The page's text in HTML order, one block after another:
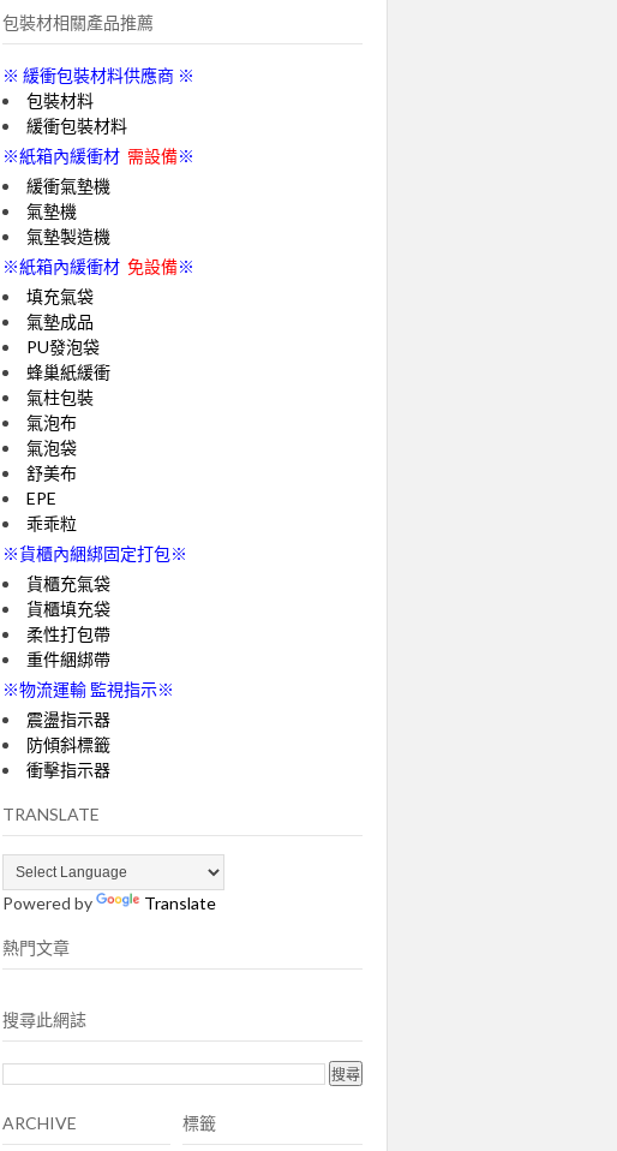
包裝材相關產品推薦
※ 緩衝包裝材料供應商 ※
包裝材料
緩衝包裝材料
※紙箱內緩衝材 需設備※
緩衝氣墊機
氣墊機
氣墊製造機
※紙箱內緩衝材 免設備※
填充氣袋
氣墊成品
PU發泡袋
蜂巢紙緩衝
氣柱包裝
氣泡布
氣泡袋
舒美布
EPE
乖乖粒
※貨櫃內綑綁固定打包※
貨櫃充氣袋
貨櫃填充袋
柔性打包帶
重件綑綁帶
※物流運輸 監視指示※
震盪指示器
防傾斜標籤
衝擊指示器
TRANSLATE
Powered by Translate
熱門文章
搜尋此網誌
ARCHIVE 標籤